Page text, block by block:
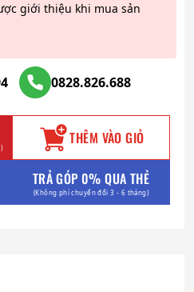
giới thiệu khi mua sản
0828.826.688
THÊM VÀO GIỎ
TRẢ GÓP 0% QUA THẺ
(Không phí chuyển đổi 3 - 6 tháng)